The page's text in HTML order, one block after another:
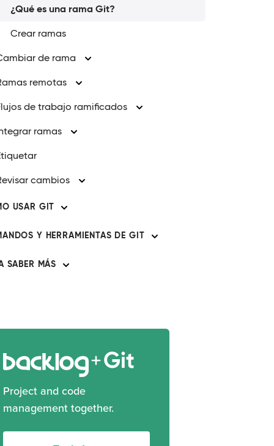
¿Qué es una rama Git?
Crear ramas
de rama
remotas
de trabajo ramificados
ramas
cambios
USAR GIT
Y HERRAMIENTAS DE GIT
SABER MÁS
Git
Project and code
management together.